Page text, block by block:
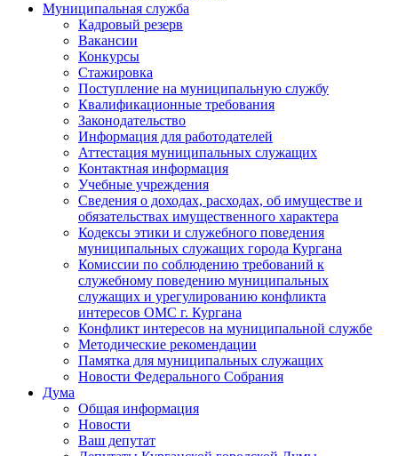
Муниципальная служба
Кадровый резерв
Вакансии
Конкурсы
Стажировка
Поступление на муниципальную службу
Квалификационные требования
Законодательство
Информация для работодателей
Аттестация муниципальных служащих
Контактная информация
Учебные учреждения
Сведения о доходах, расходах, об имуществе и
обязательствах имущественного характера
Кодексы этики и служебного поведения
муниципальных служащих города Кургана
Комиссии по соблюдению требований к
служебному поведению муниципальных
служащих и урегулированию конфликта
интересов ОМС г. Кургана
Конфликт интересов на муниципальной службе
Методические рекомендации
Памятка для муниципальных служащих
Новости Федерального Cобрания
Дума
Общая информация
Новости
Ваш депутат